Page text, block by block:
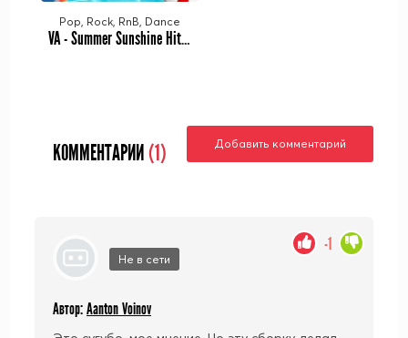
Pop, Rock, RnB, Dance
VA - Summer Sunshine Hits (2023) MP3
КОММЕНТАРИИ (1) Добавить комментарий
Не в сети
Автор:Aanton Voinov
-1